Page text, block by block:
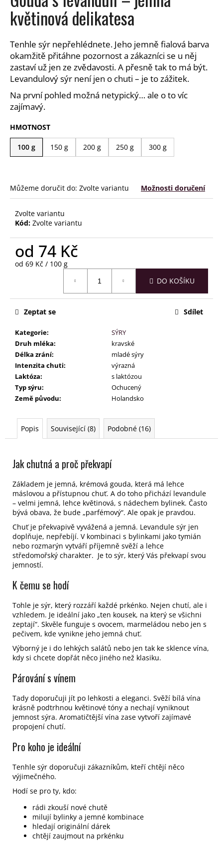
květinová delikatesa
Tenhle sýr nepřehlédnete. Jeho jemně fialová barva
okamžitě přitáhne pozornost a zákazníci se u něj
zastaví už jen ze zvědavosti. A přesně tak to má být.
Levandulový sýr není jen o chuti – je to zážitek.
Na první pohled možná netypický… ale o to víc
zajímavý.
HMOTNOST
100 g 150 g 200 g 250 g 300 g
Můžeme doručit do: Zvolte variantu Možnosti doručení
Zvolte variantu
Kód: Zvolte variantu
od 74 Kč
Měrná
od 69 Kč / 100 g
DO KOŠÍKU
Kategorie:
SÝRY
Druh mléka:
kravské
Délka zrání:
mladé sýry
Intenzita chuti:
výrazná
Laktóza:
s laktózou
Typ sýru:
Ochucený
Země původu: Holandsko
Zeptat se Sdílet
Popis Související (8) Podobné (16)
Jak chutná a proč překvapí
Základem je jemná, krémová gouda, která má lehce
máslovou a přístupnou chuť. A do toho přichází levandule
– velmi jemná, lehce květinová, s nádechem bylinek. Často
bývá obava, že bude „parfémový“. Ale opak je pravdou.
Chuť je překvapivě vyvážená a jemná. Levandule sýr jen
doplňuje, nepřebíjí. V kombinaci s bylinkami jako tymián
nebo rozmarýn vytváří příjemně svěží a lehce
středomořský charakter. Je to sýr, který Vás překvapí svou
jemností.
K čemu se hodí
Tohle je sýr, který rozzáří každé prkénko. Nejen chutí, ale i
vzhledem. Je ideální jako „ten kousek, na který se všichni
zeptají“. Skvěle funguje s ovocem, marmeládou nebo jen s
pečivem, kde vynikne jeho jemná chuť.
Výborný je i do lehkých salátů nebo jen tak ke sklence vína,
kdy si chcete dopřát něco jiného než klasiku.
Párování s vínem
Tady doporučuji jít po lehkosti a eleganci. Svěží bílá vína
krásně podtrhnou květinové tóny a nechají vyniknout
jemnost sýra. Aromatičtější vína zase vytvoří zajímavé
propojení chutí.
Pro koho je ideální
Tenhle sýr doporučuji zákazníkům, kteří chtějí něco
výjimečného.
Hodí se pro ty, kdo:
rádi zkouší nové chutě
milují bylinky a jemné kombinace
hledají originální dárek
chtějí zaujmout na prkénku
a
j
í
t
?
D
p
o
r
u
m